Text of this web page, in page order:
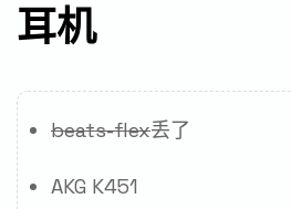
耳机
beats-flex丢了
AKG K451